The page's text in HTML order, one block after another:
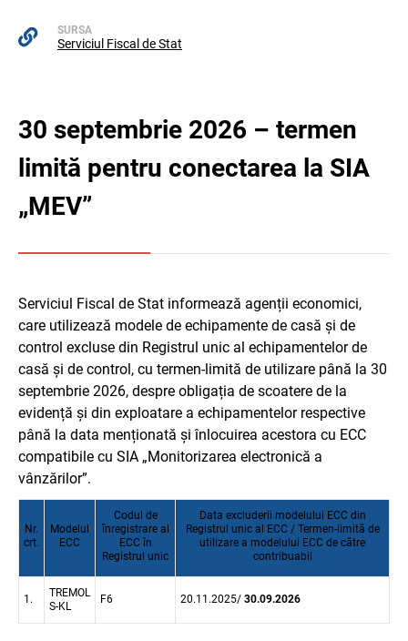
SURSA
Serviciul Fiscal de Stat
30 septembrie 2026 – termen
limită pentru conectarea la SIA
„MEV”
Serviciul Fiscal de Stat informează agenții economici,
care utilizează modele de echipamente de casă și de
control excluse din Registrul unic al echipamentelor de
casă și de control, cu termen-limită de utilizare până la 30
septembrie 2026, despre obligația de scoatere de la
evidență și din exploatare a echipamentelor respective
până la data menționată și înlocuirea acestora cu ECC
compatibile cu SIA „Monitorizarea electronică a
vânzărilor”.
Nr.
crt.
Modelul
ECC
Codul de
înregistrare al
ECC în
Registrul unic
Data excluderii modelului ECC din
Registrul unic al ECC / Termen-limită de
utilizare a modelului ECC de către
contribuabil
1.
TREMOL
S-KL
F6 20.11.2025/ 30.09.2026